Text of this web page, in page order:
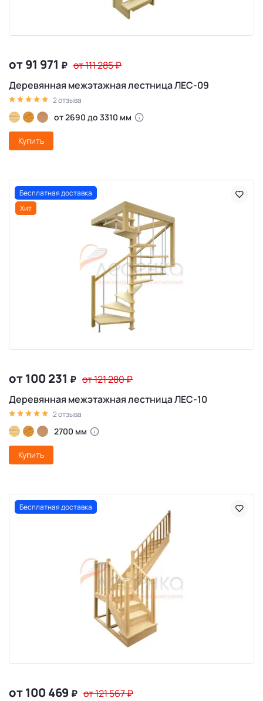
от 91 971 ₽ от 111 285₽
Деревянная межэтажная лестница ЛЕС-09
2 отзыва
от 2690 до 3310 мм
Купить
Бесплатная доставка
Хит
от 100 231 ₽ от 121 280₽
Деревянная межэтажная лестница ЛЕС-10
2 отзыва
2700 мм
Купить
Бесплатная доставка
от 100 469 ₽ от 121 567₽